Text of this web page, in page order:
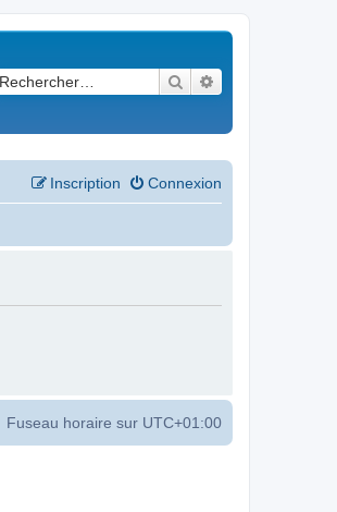
Rechercher
Connexion
Inscription
Fuseau horaire sur UTC+01:00